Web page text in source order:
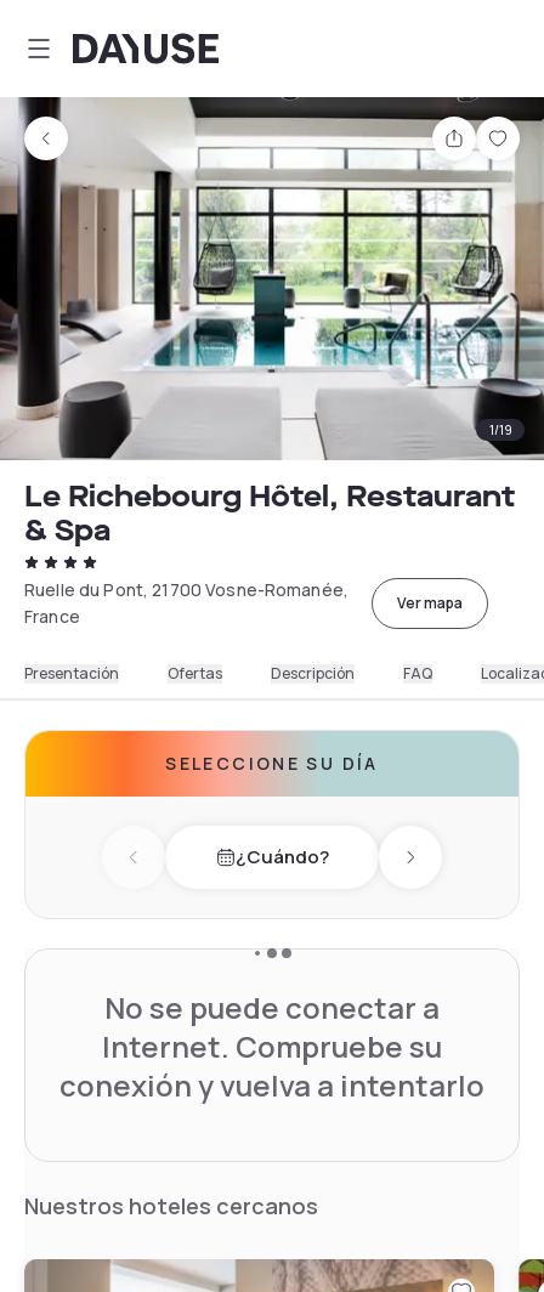
Dayuse
1/19
Le Richebourg Hôtel, Restaurant
& Spa
Ruelle du Pont, 21700 Vosne-Romanée,
France
Ver mapa
Presentación Ofertas Descripción FAQ
SELECCIONE SU DÍA
Previous day¿Cuándo? Next day
No se puede conectar a
Internet. Compruebe su
conexión y vuelva a intentarlo
Nuestros hoteles cercanos